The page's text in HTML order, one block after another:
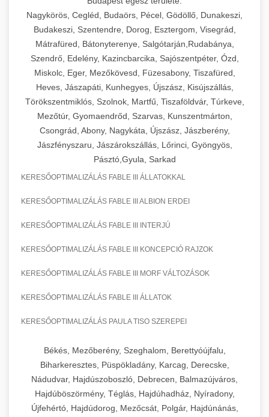
Nagykörös, Cegléd, Budaörs, Pécel, Gödöllő, Dunakeszi,
Budakeszi, Szentendre, Dorog, Esztergom, Visegrád,
Mátrafüred, Bátonyterenye, Salgótarján,Rudabánya,
Szendrő, Edelény, Kazincbarcika, Sajószentpéter, Ózd,
Miskolc, Eger, Mezőkövesd, Füzesabony, Tiszafüred,
Heves, Jászapáti, Kunhegyes, Újszász, Kisújszállás,
Törökszentmiklós, Szolnok, Martfű, Tiszaföldvár, Túrkeve,
Mezőtúr, Gyomaendrőd, Szarvas, Kunszentmárton,
Csongrád, Abony, Nagykáta, Újszász, Jászberény,
Jászfényszaru, Jászárokszállás, Lőrinci, Gyöngyös,
Pásztó,Gyula, Sarkad
KERESŐOPTIMALIZÁLÁS FABLE III ÁLLATOKKAL
KERESŐOPTIMALIZÁLÁS FABLE III ALBION ERDEI
KERESŐOPTIMALIZÁLÁS FABLE III INTERJÚ
KERESŐOPTIMALIZÁLÁS FABLE III KONCEPCIÓ RAJZOK
KERESŐOPTIMALIZÁLÁS FABLE III MORF VÁLTOZÁSOK
KERESŐOPTIMALIZÁLÁS FABLE III ÁLLATOK
KERESŐOPTIMALIZÁLÁS PAULA TISO SZEREPEI
Békés, Mezőberény, Szeghalom, Berettyóújfalu,
Biharkeresztes, Püspökladány, Karcag, Derecske,
Nádudvar, Hajdúszoboszló, Debrecen, Balmazújváros,
Hajdúböszörmény, Téglás, Hajdúhadház, Nyíradony,
Újfehértó, Hajdúdorog, Mezőcsát, Polgár, Hajdúnánás,